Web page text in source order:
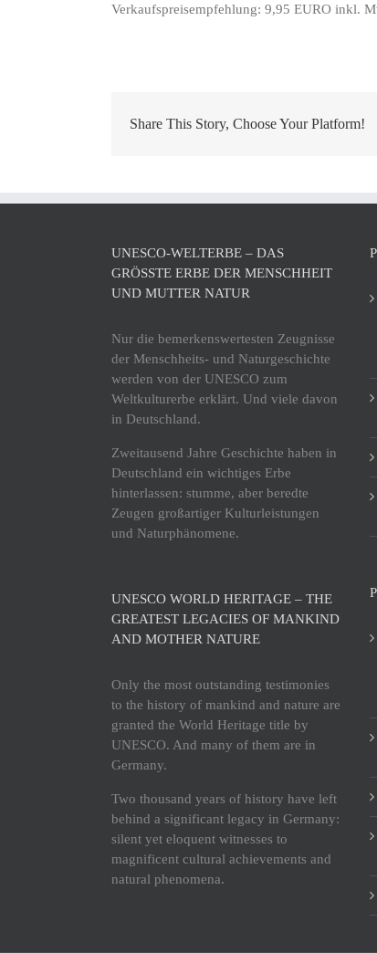
Verkaufspreisempfehlung: 9,95 EURO inkl.
Share This Story, Choose Your Platform!
UNESCO-WELTERBE – DAS
GRÖSSTE ERBE DER MENSCHHEIT U
ND MUTTER NATUR
Nur die bemerkenswertesten Zeugnisse
der Menschheits- und Naturgeschichte
werden von der UNESCO zum
Weltkulturerbe erklärt. Und viele davon
in Deutschland.
Zweitausend Jahre Geschichte haben in
Deutschland ein wichtiges Erbe
hinterlassen: stumme, aber beredte
Zeugen großartiger Kulturleistungen
und Naturphänomene.
UNESCO WORLD HERITAGE – THE
GREATEST LEGACIES OF MANKIND
AND MOTHER NATURE
Only the most outstanding testimonies
to the history of mankind and nature are
granted the World Heritage title by
UNESCO. And many of them are in
Germany.
Two thousand years of history have left
behind a significant legacy in Germany:
silent yet eloquent witnesses to
magnificent cultural achievements and
natural phenomena.